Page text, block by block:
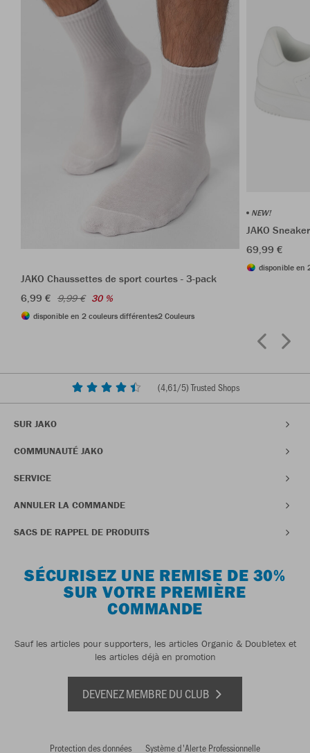
JAKO Chaussettes de sport courtes - 3-pack
6,99 € 9,99 € 30 %
disponible en 2 couleurs différentes2 Couleurs
NEW!
JAKO
69,99 €
disponible en
(4,61/5) Trusted Shops
SUR JAKO
COMMUNAUTÉ JAKO
SERVICE
ANNULER LA COMMANDE
SACS DE RAPPEL DE PRODUITS
SÉCURISEZ UNE REMISE DE 30%
SUR VOTRE PREMIÈRE
COMMANDE
Sauf les articles pour supporters, les articles Organic & Doubletex et
les articles déjà en promotion
DEVENEZ MEMBRE DU CLUB
Protection des données Système d'Alerte Professionnelle